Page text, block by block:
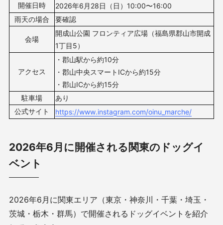
開催日時 2026年6月 28日（日）10:00〜16:00
雨天の場合
要確認
会場
開成山公園 フロンティア広場（福島県郡山市開成
1丁目5）
アクセス
・郡山駅から約10分
・郡山中央スマートICから約15分
・郡山ICから約15分
駐車場
あり
公式サイト
https://www.instagram.com/oinu_marche/
2026年6月に開催される関東のドッグイ
ベント
2026年6月に関東エリア（東京・神奈川・千葉・埼玉・
茨城・栃木・群馬）で開催されるドッグイベントを紹介